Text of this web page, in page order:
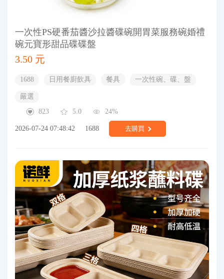
一次性PS硬番茄醬沙拉醬碟碗開胃菜服務碗婚禮
碗元寶形甜品碟碟盤
3.50 元
1688 日用餐廚飲具 餐具 一次性碗、碟、盤
嚴選
823
5.0 24%
2026-07-24 07:48:42 1688 去購買